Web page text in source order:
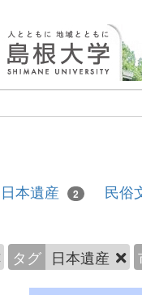
日本遺産 2 民俗
タグ 日本遺産